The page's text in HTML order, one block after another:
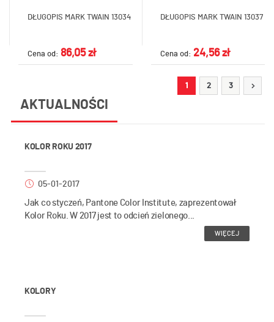
DŁUGOPIS MARK TWAIN 13034
Cena od: 86,05 zł
DŁUGOPIS MARK TWAIN 13037
Cena od: 24,56 zł
1 2 3
AKTUALNOŚCI
KOLOR ROKU 2017
05-01-2017
Jak co styczeń, Pantone Color Institute, zaprezentował
Kolor Roku. W 2017 jest to odcień zielonego...
WIĘCEJ
KOLORY